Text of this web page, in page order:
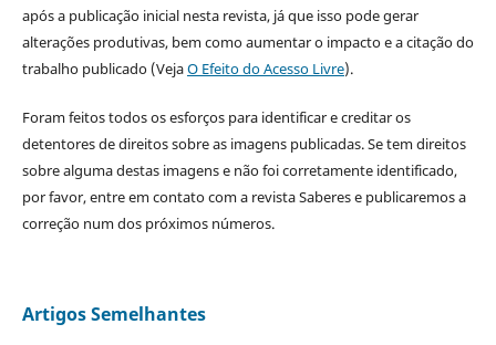
após a publicação inicial nesta revista, já que isso pode gerar
alterações produtivas, bem como aumentar o impacto e a citação do
trabalho publicado (VejaO Efeito do Acesso Livre).
Foram feitos todos os esforços para identificar e creditar os
detentores de direitos sobre as imagens publicadas. Se tem direitos
sobre alguma destas imagens e não foi corretamente identificado,
por favor, entre em contato com a revista Saberes e publicaremos a
correção num dos próximos números.
Artigos Semelhantes